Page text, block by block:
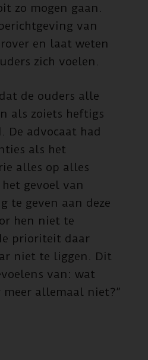
zo mogen gaan.
van
en laat weten
zich voelen.
de ouders alle
als zoiets heftigs
De advocaat had
als het
alles op alles
gevoel van
te geven aan deze
hen niet te
prioriteit daar
niet te liggen. Dit
van: wat
allemaal niet?”